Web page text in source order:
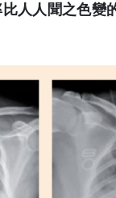
人人聞之色變